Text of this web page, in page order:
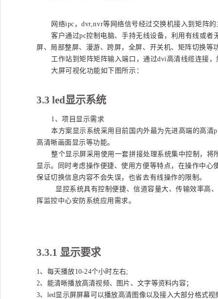
网络ipc，dvr,nvr等网络信号经过交换机接入到矩阵
客户通过pc控制电脑、手持无线设备，利用有线或
屏、局部整屏、漫游、跨屏，全屏、开关机、矩阵切换等
工作站到矩阵矩阵输入端口，通过dvi高清线缆连接
大屏可视化功能如下图所示：
3.3 led显示系统
1、项目显示需求
本方案显示系统采用目前国内外最为先进高端的高清
高清晰画面显示等功能。
整个显示屏采用使用一套拼接处理系统集中控制，
显示。同时考虑操作便捷、使用方便等特点，在操作中心
保证切换信息内容不会失误，也省去有线操作的限制。
显控系统具有控制便捷、信道容量大、传输效率高
挥监控中心安防系统应用需求。
3.3.1 显示要求
1、每天播放10-24个小时左右;
2、能清晰播放高清视频、图片、文字等资料内容；
3、led显示屏屏幕可以播放高清图像以及接入大部分格式视